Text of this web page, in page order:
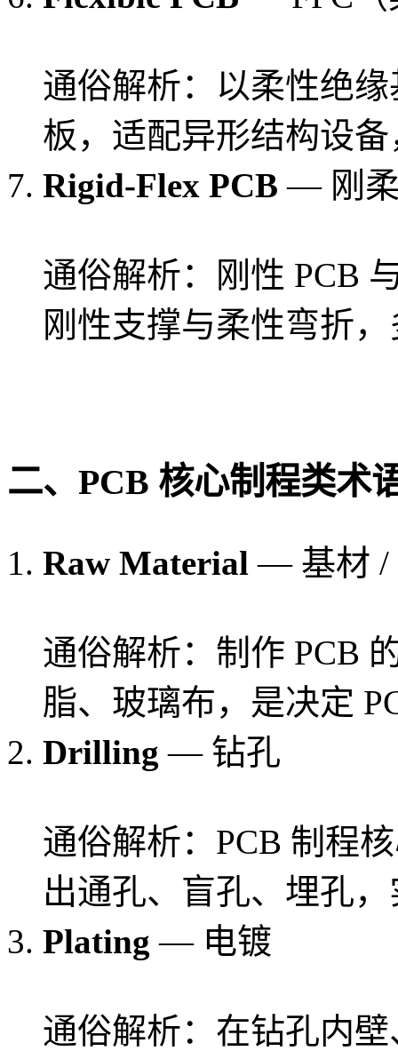
通俗解析：以柔性绝
板，适配异形结构设
Rigid-Flex PCB — 刚
通俗解析：刚性 PCB
刚性支撑与柔性弯折
二、PCB 核心制程类术
Raw Material — 基材 /
通俗解析：制作 PCB
脂、玻璃布，是决定
Drilling — 钻孔
通俗解析：PCB 制程
出通孔、盲孔、埋孔
Plating — 电镀
通俗解析：在钻孔内